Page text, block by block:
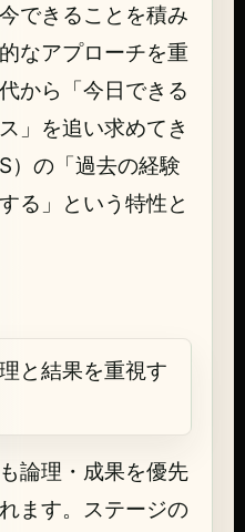
できることを積み
なアプローチを重
から「今日できる
」を追い求めてき
）の「過去の経験
る」という特性と
と結果を重視す
論理・成果を優先
ます。ステージの